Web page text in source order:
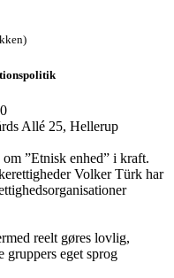
Allé 25, Hellerup
”Etnisk enhed” i kraft.
Volker Türk har
reelt gøres lovlig,
gruppers eget sprog